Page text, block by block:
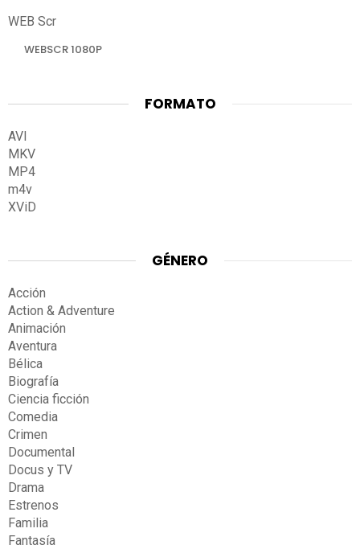
WEB Scr
WEBSCR 1080P
FORMATO
AVI
MKV
MP4
m4v
XViD
GÉNERO
Acción
Action & Adventure
Animación
Aventura
Bélica
Biografía
Ciencia ficción
Comedia
Crimen
Documental
Docus y TV
Drama
Estrenos
Familia
Fantasía